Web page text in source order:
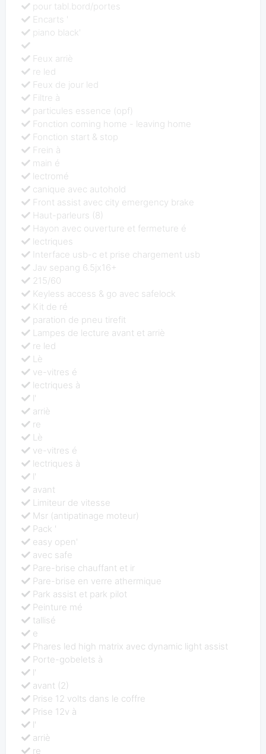
pour tabl.bord/portes
Encarts '
piano black'
Feux arriè
re led
Feux de jour led
Filtre à
particules essence (opf)
Fonction coming home - leaving home
Fonction start & stop
Frein à
main é
lectromé
canique avec autohold
Front assist avec city emergency brake
Haut-parleurs (8)
Hayon avec ouverture et fermeture é
lectriques
Interface usb-c et prise chargement usb
Jav sepang 6.5jx16+
215/60
Keyless access & go avec safelock
Kit de ré
paration de pneu tirefit
Lampes de lecture avant et arriè
re led
Lè
ve-vitres é
lectriques à
l'
arriè
re
Lè
ve-vitres é
lectriques à
l'
avant
Limiteur de vitesse
Msr (antipatinage moteur)
Pack '
easy open'
avec safe
Pare-brise chauffant et ir
Pare-brise en verre athermique
Park assist et park pilot
Peinture mé
tallisé
e
Phares led high matrix avec dynamic light assist
Porte-gobelets à
l'
avant (2)
Prise 12 volts dans le coffre
Prise 12v à
l'
arriè
re